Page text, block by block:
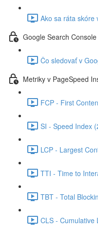
Ako sa ráta skóre
Google Search Console
Čo sledovať v
Metriky v PageSpeed
FCP - First
SI - Speed Index
LCP - Largest
TTI - Time to
TBT - Total
CLS - Cumulative